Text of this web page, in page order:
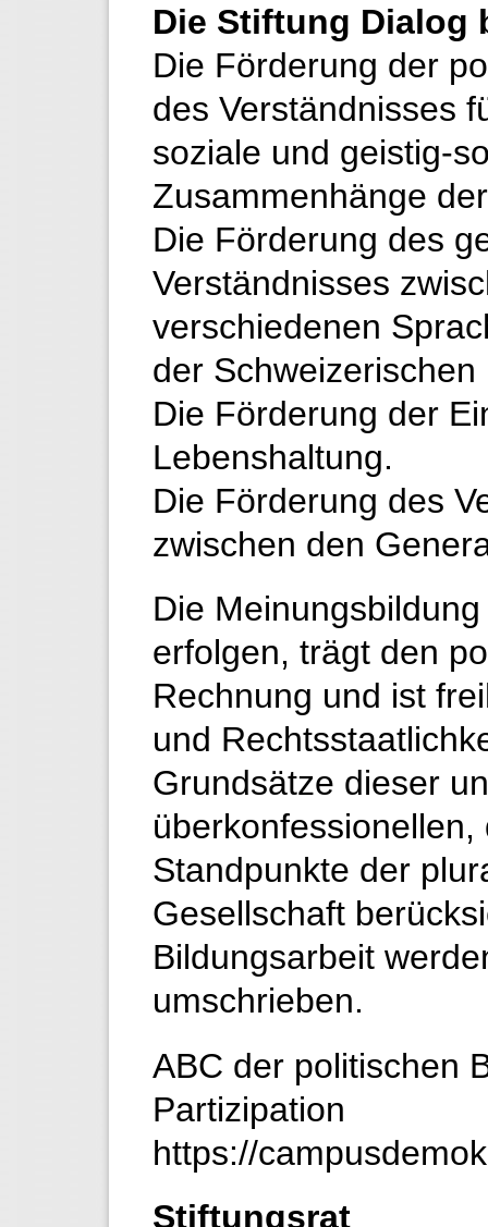
Die Stiftung Dialog
Die Förderung der
des Verständnisses
soziale und geistig-
Zusammenhänge
Die Förderung des
Verständnisses
verschiedenen
der
Die Förderung der
Lebenshaltung.
Die Förderung des
zwischen den
Die
erfolgen, trägt den
Rechnung und ist
und
Grundsätze dieser
Standpunkte der
Gesellschaft
Bildungsarbeit
umschrieben.
ABC der politischen
Partizipation
https://
Stiftungsrat